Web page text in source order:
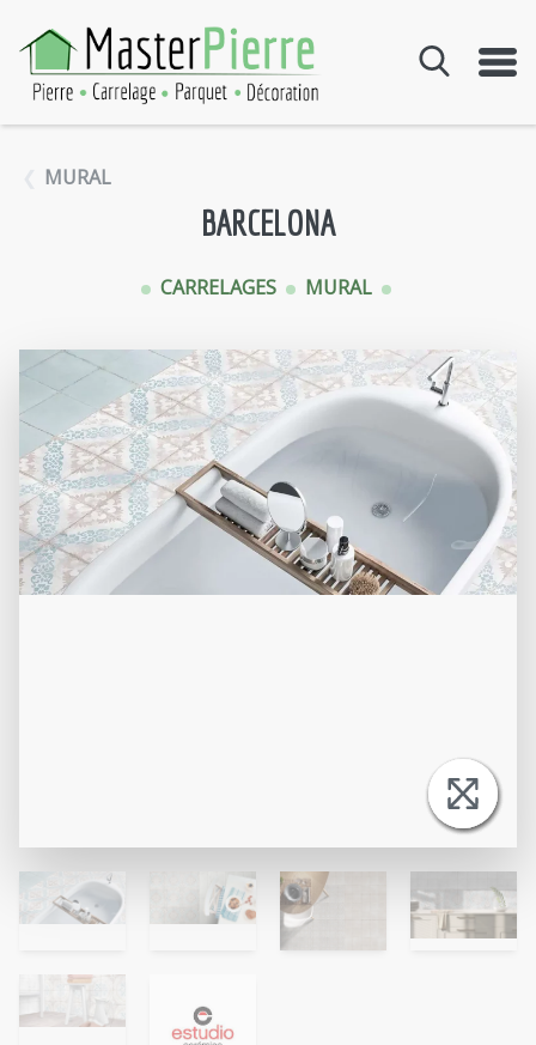
MURAL
BARCELONA
CARRELAGES MURAL